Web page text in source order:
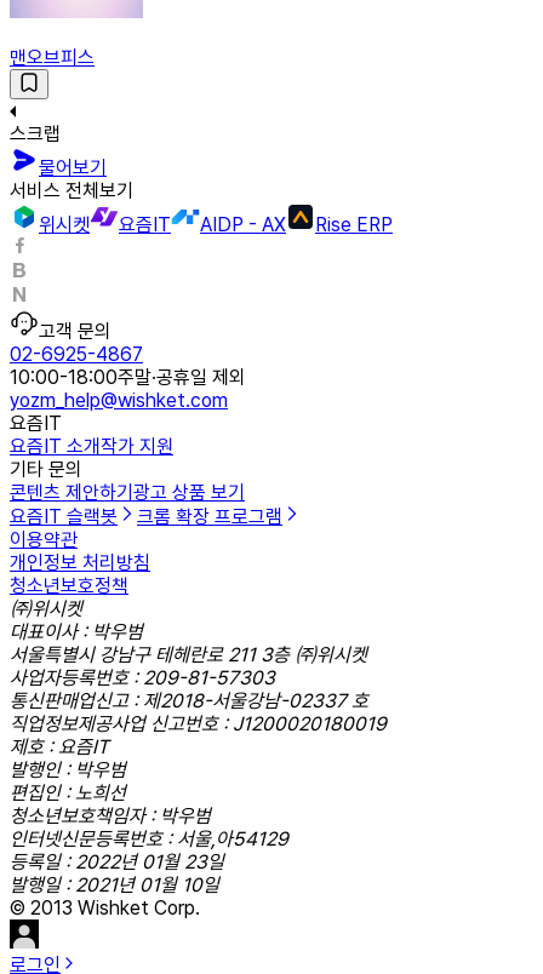
맨오브피스
스크랩
물어보기
서비스 전체보기
위시켓
요즘IT AIDP - AX Rise ERP
고객 문의
02-6925-4867
10:00-18:00주말·공휴일 제외
yozm_help@wishket.com
요즘IT
요즘IT 소개작가 지원
기타 문의
콘텐츠 제안하기 광고 상품 보기
요즘IT 슬랙봇
크롬 확장 프로그램
이용약관
개인정보 처리방침
청소년보호정책
㈜위시켓
대표이사 : 박우범
서울특별시 강남구 테헤란로 211 3층 ㈜위시켓
사업자등록번호 : 209-81-57303
통신판매업신고 : 제2018-서울강남-02337 호
직업정보제공사업 신고번호 : J1200020180019
제호 : 요즘IT
발행인 : 박우범
편집인 : 노희선
청소년보호책임자 : 박우범
인터넷신문등록번호 : 서울,아54129
등록일 : 2022년 01월 23일
발행일 : 2021년 01월 10일
© 2013 Wishket Corp.
로그인